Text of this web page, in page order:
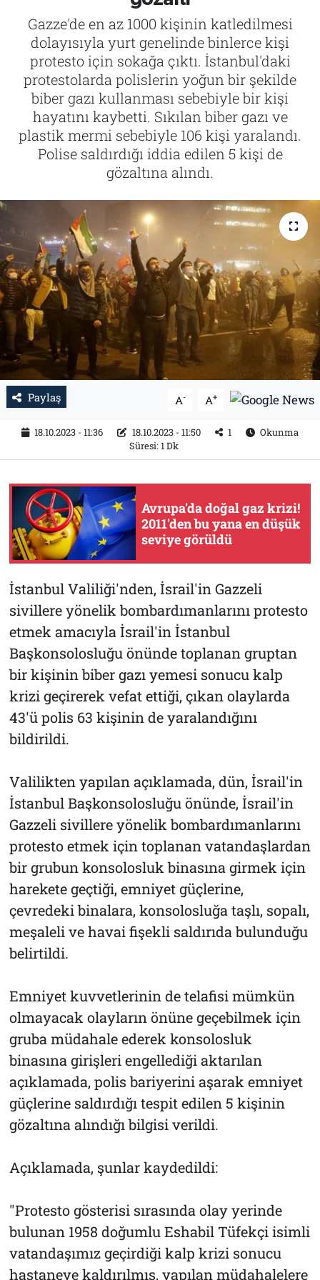
Gazze'de en az 1000 kişinin katledilmesi
dolayısıyla yurt genelinde binlerce kişi
protesto için sokağa çıktı. İstanbul'daki
protestolarda polislerin yoğun bir şekilde
biber gazı kullanması sebebiyle bir kişi
hayatını kaybetti. Sıkılan biber gazı ve
plastik mermi sebebiyle 106 kişi yaralandı.
Polise saldırdığı iddia edilen 5 kişi de
gözaltına alındı.
Paylaş A- A+
18.10.2023 - 11:36 18.10.2023 - 11:50 1
Okunma
Süresi: 1 Dk
Avrupa'da doğal gaz krizi!
2011'den bu yana en düşük
seviye görüldü
İstanbul Valiliği'nden, İsrail'in Gazzeli
sivillere yönelik bombardımanlarını protesto
etmek amacıyla İsrail'in İstanbul
Başkonsolosluğu önünde toplanan gruptan
bir kişinin biber gazı yemesi sonucu kalp
krizi geçirerek vefat ettiği, çıkan olaylarda
43'ü polis 63 kişinin de yaralandığını
bildirildi.
Valilikten yapılan açıklamada, dün, İsrail'in
İstanbul Başkonsolosluğu önünde, İsrail'in
Gazzeli sivillere yönelik bombardımanlarını
protesto etmek için toplanan vatandaşlardan
bir grubun konsolosluk binasına girmek için
harekete geçtiği, emniyet güçlerine,
çevredeki binalara, konsolosluğa taşlı, sopalı,
meşaleli ve havai fişekli saldırıda bulunduğu
belirtildi.
Emniyet kuvvetlerinin de telafisi mümkün
olmayacak olayların önüne geçebilmek için
gruba müdahale ederek konsolosluk
binasına girişleri engellediği aktarılan
açıklamada, polis bariyerini aşarak emniyet
güçlerine saldırdığı tespit edilen 5 kişinin
gözaltına alındığı bilgisi verildi.
Açıklamada, şunlar kaydedildi:
"Protesto gösterisi sırasında olay yerinde
bulunan 1958 doğumlu Eshabil Tüfekçi isimli
vatandaşımız geçirdiği kalp krizi sonucu
hastaneye kaldırılmış, yapılan müdahalelere
Tarih
İletişim
Künye